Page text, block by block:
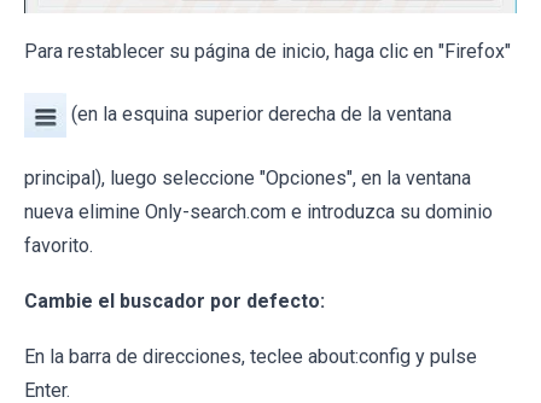
Para restablecer su página de inicio, haga clic en "Firefox"
(en la esquina superior derecha de la ventana
principal), luego seleccione "Opciones", en la ventana
nueva elimine Only-search.com e introduzca su dominio
favorito.
Cambie el buscador por defecto:
En la barra de direcciones, teclee about:config y pulse
Enter.